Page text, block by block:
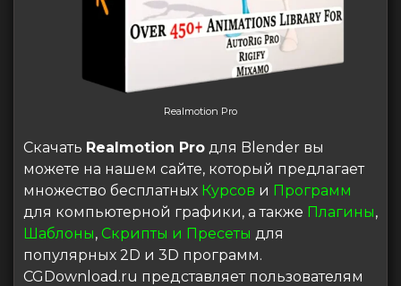
Realmotion Pro
Скачать Realmotion Pro для Blender вы
можете на нашем сайте, который предлагает
множество бесплатных Курсов и Программ
для компьютерной графики, а также Плагины,
Шаблоны, Скрипты и Пресеты для
популярных 2D и 3D программ.
CGDownload.ru представляет пользователям